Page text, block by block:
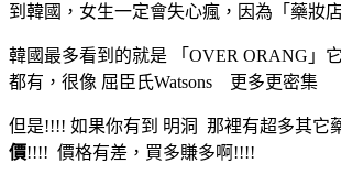
到韓國，女生一定會失心瘋，因為「藥妝
韓國最多看到的就是 「OVER ORANG」
都有，很像 屈臣氏Watsons 更多更密集
但是!!!! 如果你有到 明洞 那裡有超多其它
價!!!! 價格有差，買多賺多啊!!!!